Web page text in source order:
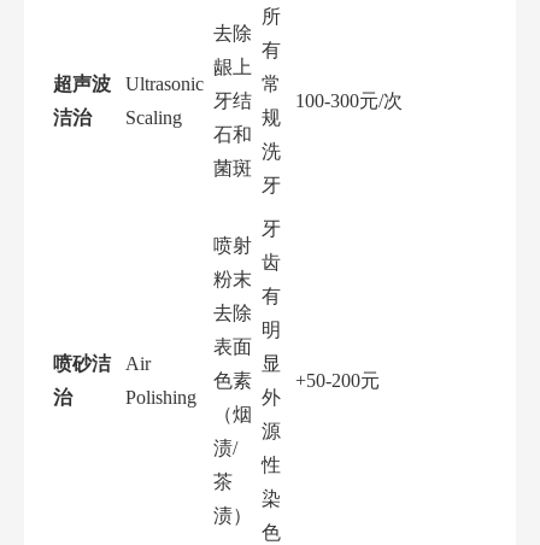
超声波
洁治
Ultrasonic
Scaling
去除
龈上
牙结
石和
菌斑
所
有
常
规
洗
牙
100-300元/次
喷砂洁
治
Air
Polishing
喷射
粉末
去除
表面
色素
（烟
渍/
茶
渍）
牙
齿
有
明
显
外
源
性
染
色
+50-200元